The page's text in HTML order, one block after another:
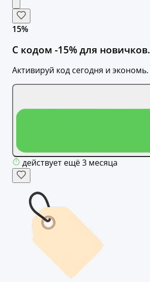
15%
С кодом -15% для новичков.
Активируй код сегодня и экономь.
действует ещё 3 месяца